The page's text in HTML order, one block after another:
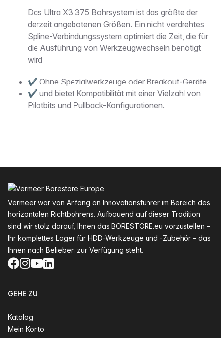
Das Ultra X3 375 Bohrsystem ist das größte der
derzeit angebotenen Größen. Ein nicht verdrehtes
Spline-Verbindungssystem optimiert die Zeit, die für
die Ausführung von Werkzeugwechseln benötigt
wird
✔ Ohne Spezialwerkzeuge oder Breakout-Geräte
✔ und bietet Kompatibilität mit einer Vielzahl von
Pilotbits und Pullback-Konfigurationen.
Vermeer war von Anfang an Innovationsführer im Bereich des
horizontalen Richtbohrens. Aufbauend auf dieser Tradition
sind wir stolz darauf, Ihnen das BORESTORE.eu vorzustellen –
Ihr komplettes Lager für HDD-Werkzeuge und -Zubehör – das
Ihnen nach Belieben zur Verfügung steht.
Facebook
Instagram
YouTube
LinkedIn
GEHE ZU
Katalog
Mein Konto